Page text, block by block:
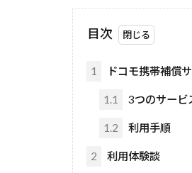
目次
1 ドコモ携帯補償
1.1 3つのサービ
1.2 利用手順
2 利用体験談